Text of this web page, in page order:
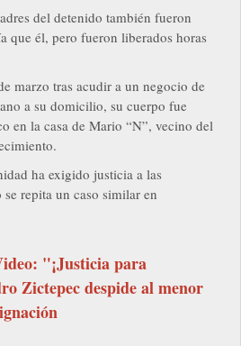
del detenido también fueron
que él, pero fueron liberados horas
marzo tras acudir a un negocio de
a su domicilio, su cuerpo fue
en la casa de Mario “N”, vecino del
ha exigido justicia a las
repita un caso similar en
"¡Justicia para
Zictepec despide al menor